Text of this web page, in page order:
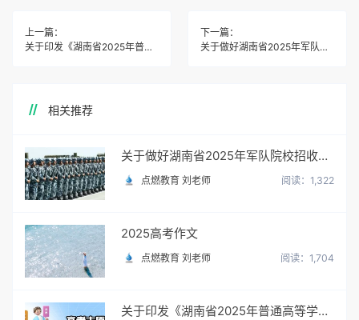
上一篇：
关于印发《湖南省2025年普通高等学校招生网上填报志愿工作实施方案》的通知
下一篇：
关于做好湖南省2025年军队院校招收普通高中毕业生政治考核工作的通知
相关推荐
关于做好湖南省2025年军队院校招收普通高中毕业生政治考核工作的通知
点燃教育 刘老师 阅读：1,322
2025高考作文
点燃教育 刘老师 阅读：1,704
关于印发《湖南省2025年普通高等学校招生网上填报志愿工作实施方案》的通知